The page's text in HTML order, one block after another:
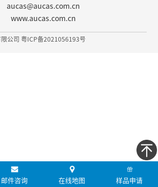
aucas@aucas.com.cn
www.aucas.com.cn
公司 粤ICP备2021056193号
邮件咨询 在线地图 样品申请